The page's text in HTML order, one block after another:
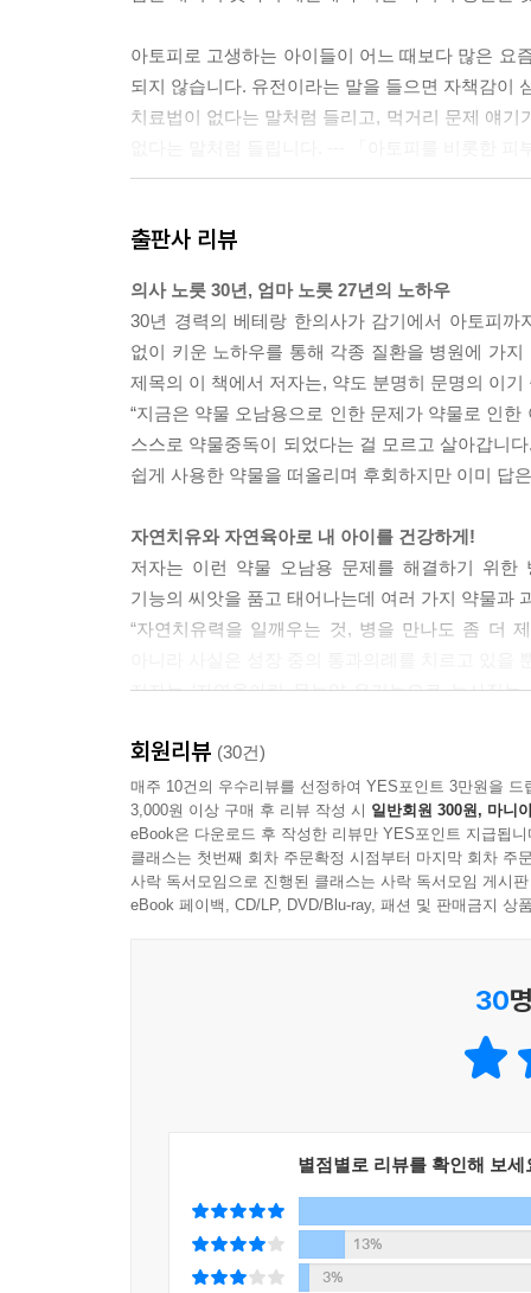
아토피로 고생하는 아이들이 어느 때보다 많은 요
되지 않습니다. 유전이라는 말을 들으면 자책감이
치료법이 없다는 말처럼 들리고, 먹거리 문제 얘
라는 이름으로 각종 독소가 함유된 백신을 말입니
있습니까? --- 「백신 설명서를 읽어보셨나요?」
제가 제 아이들을 약 안 쓰고 건강하게 키울 수 있
위해서는, 치료와 예방을 위해서는 집집마다 다
을 약물의존증 환자 또는 약물중독자로 만들지
론」
출판사 리뷰
의사 노릇 30년, 엄마 노릇 27년의 노하우
30년 경력의 베테랑 한의사가 감기에서 아토피
없이 키운 노하우를 통해 각종 질환을 병원에 가
제목의 이 책에서 저자는, 약도 분명히 문명의 이
“지금은 약물 오남용으로 인한 문제가 약물로 인
스스로 약물중독이 되었다는 걸 모르고 살아갑니
쉽게 사용한 약물을 떠올리며 후회하지만 이미 답
자연치유와 자연육아로 내 아이를 건강하게!
저자는 이런 약물 오남용 문제를 해결하기 위한
기능의 씨앗을 품고 태어나는데 여러 가지 약물과
“자연치유력을 일깨우는 것, 병을 만나도 좀 더
저자는 ‘자연육아란 무농약 유기농으로 농사짓
알려주고 있다. 더욱이 여러 자연육아법을 주
방법들이다.
회원리뷰 (30건)
매주 10건의 우수리뷰를 선정하여 YES포인트 3만원을 드
3,000원 이상 구매 후 리뷰 작성 시 일반회원 300원, 마니
eBook은 다운로드 후 작성한 리뷰만 YES포인트 지급됩니
클래스는 첫번째 회차 주문확정 시점부터 마지막 회차 주
사락 독서모임으로 진행된 클래스는 사락 독서모임 게시
eBook 페이백, CD/LP, DVD/Blu-ray, 패션 및 판매금지 상
30
별점별로 리뷰를 확인해 보세
13%
3%